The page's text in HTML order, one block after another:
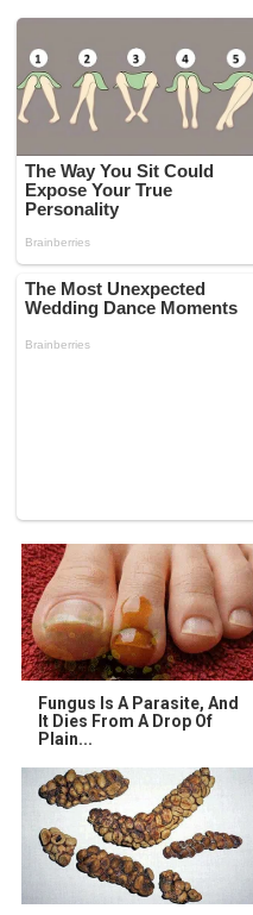
Fungus Is A Parasite, And
It Dies From A Drop Of
Plain...